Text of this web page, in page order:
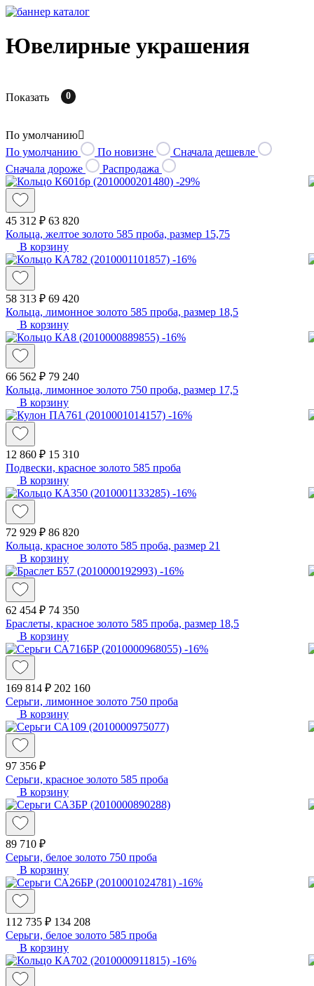
Ювелирные украшения
Показать 0
По умолчанию
По умолчанию
По новизне
Сначала дешевле
Сначала дороже
Распродажа
-29%
45 312 ₽ 63 820
Кольца, желтое золото 585 проба, размер 15,75
В корзину
-16%
58 313 ₽ 69 420
Кольца, лимонное золото 585 проба, размер 18,5
В корзину
-16%
66 562 ₽ 79 240
Кольца, лимонное золото 750 проба, размер 17,5
В корзину
-16%
12 860 ₽ 15 310
Подвески, красное золото 585 проба
В корзину
-16%
72 929 ₽ 86 820
Кольца, красное золото 585 проба, размер 21
В корзину
-16%
62 454 ₽ 74 350
Браслеты, красное золото 585 проба, размер 18,5
В корзину
-16%
169 814 ₽ 202 160
Серьги, лимонное золото 750 проба
В корзину
97 356 ₽
Серьги, красное золото 585 проба
В корзину
89 710 ₽
Серьги, белое золото 750 проба
В корзину
-16%
112 735 ₽ 134 208
Серьги, белое золото 585 проба
В корзину
-16%